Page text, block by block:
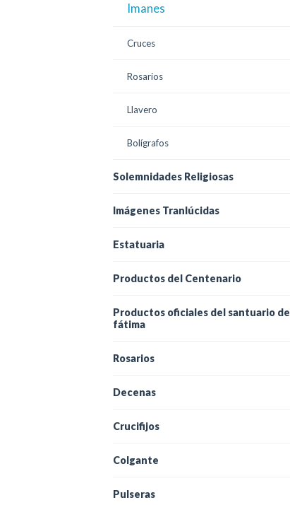
Imanes
Cruces
Rosarios
Llavero
Bolígrafos
Solemnidades Religiosas
Imágenes Tranlúcidas
Estatuaria
Productos del Centenario
Productos oficiales del santuario de
fátima
Rosarios
Decenas
Crucifijos
Colgante
Pulseras